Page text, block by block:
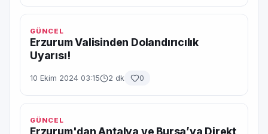
GÜNCEL
Erzurum Valisinden Dolandırıcılık
Uyarısı!
10 Ekim 2024 03:15 2 dk 0
GÜNCEL
Erzurum'dan Antalya ve Bursa’ya Direkt